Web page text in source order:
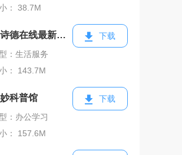
： 38.7M
朗诗德在线最新版本
：生活服务
： 143.7M
下载
科普馆
：办公学习
： 157.6M
下载